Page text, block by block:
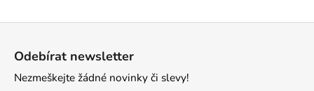
Odebírat newsletter
Nezmeškejte žádné novinky či slevy!